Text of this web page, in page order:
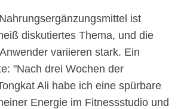
ist
diskutiertes Thema, und die
variieren stark. Ein
"Nach drei Wochen der
Ali habe ich eine spürbare
Energie im Fitnessstudio und